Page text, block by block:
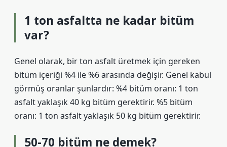
1 ton asfaltta ne kadar bitüm
var?
Genel olarak, bir ton asfalt üretmek için gereken
bitüm içeriği %4 ile %6 arasında değişir. Genel kabul
görmüş oranlar şunlardır: %4 bitüm oranı: 1 ton
asfalt yaklaşık 40 kg bitüm gerektirir. %5 bitüm
oranı: 1 ton asfalt yaklaşık 50 kg bitüm gerektirir.
50-70 bitüm ne demek?